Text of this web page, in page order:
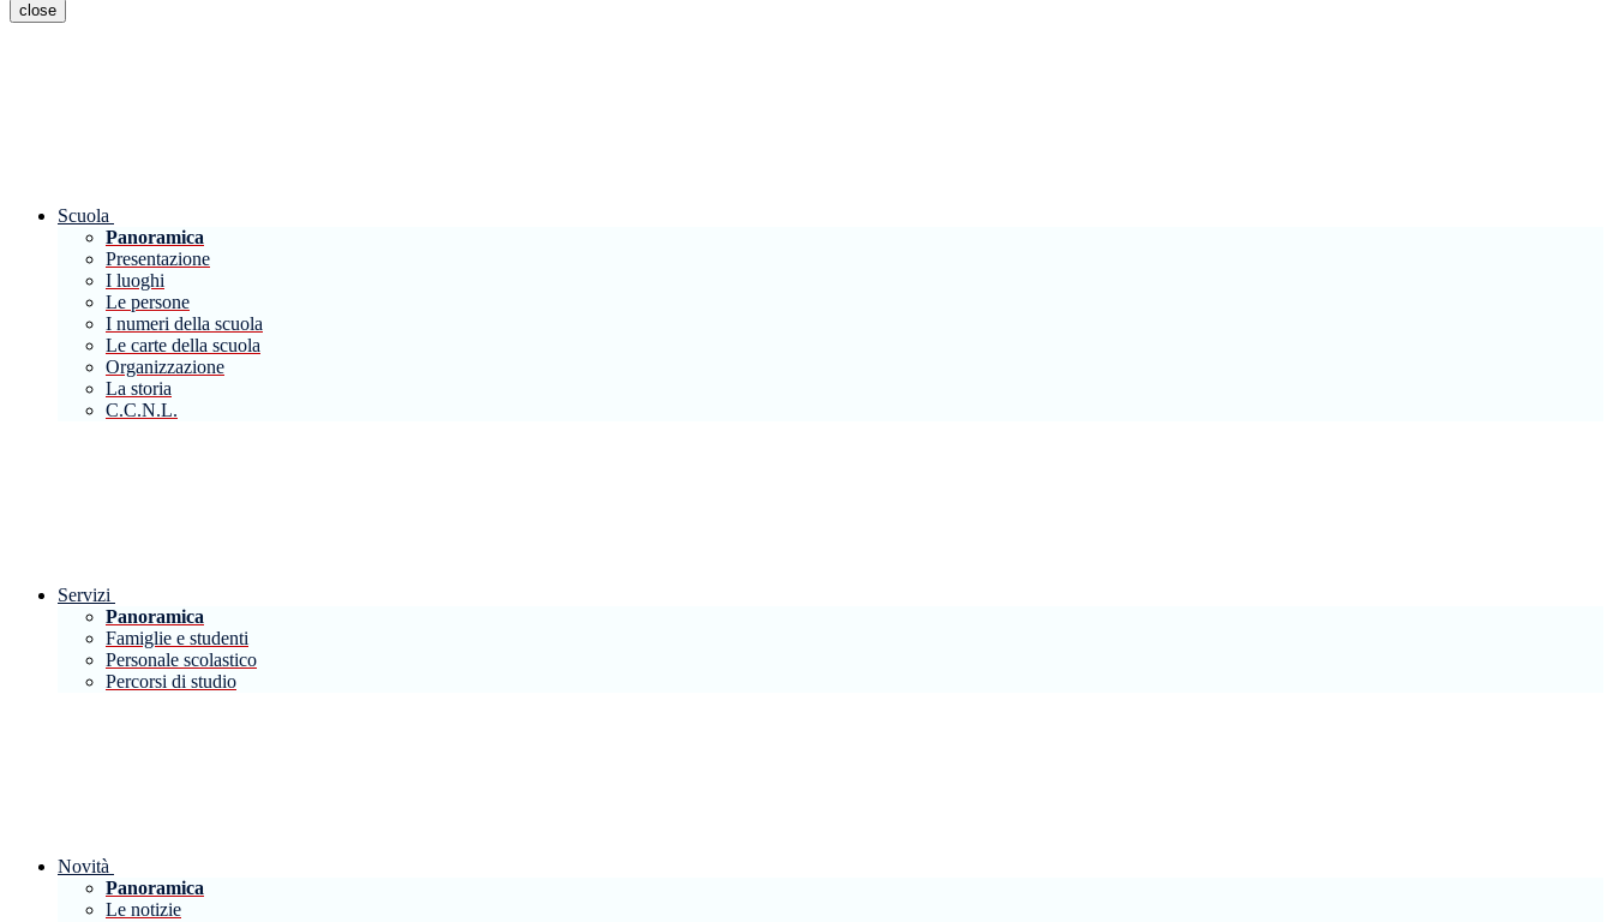
close
Scuola
Panoramica
Presentazione
I luoghi
Le persone
I numeri della scuola
Le carte della scuola
Organizzazione
La storia
C.C.N.L.
Servizi
Panoramica
Famiglie e studenti
Personale scolastico
Percorsi di studio
Novità
Panoramica
Le notizie